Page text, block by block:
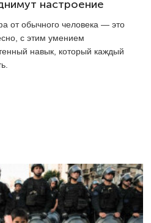
настроение
от обычного человека — это
с этим умением
навык, который каждый